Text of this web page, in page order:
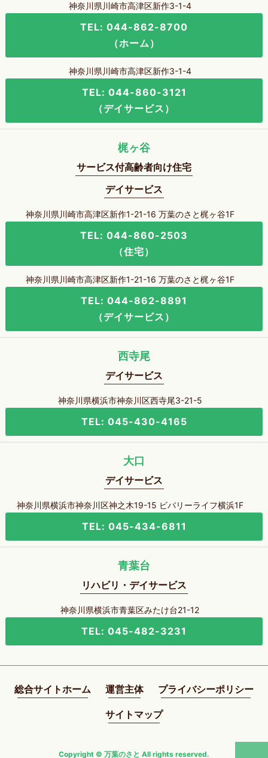
神奈川県川崎市高津区新作3-1-4
TEL: 044-862-8700
（ホーム）
神奈川県川崎市高津区新作3-1-4
TEL: 044-860-3121
（デイサービス）
梶ヶ谷
サービス付高齢者向け住宅
デイサービス
神奈川県川崎市高津区新作1-21-16 万葉のさと梶ヶ谷1F
TEL: 044-860-2503
（住宅）
神奈川県川崎市高津区新作1-21-16 万葉のさと梶ヶ谷1F
TEL: 044-862-8891
（デイサービス）
西寺尾
デイサービス
神奈川県横浜市神奈川区西寺尾3-21-5
TEL: 045-430-4165
大口
デイサービス
神奈川県横浜市神奈川区神之木19-15 ビバリーライフ横浜1F
TEL: 045-434-6811
青葉台
リハビリ・デイサービス
神奈川県横浜市青葉区みたけ台21-12
TEL: 045-482-3231
総合サイトホーム 運営主体 プライバシーポリシー
サイトマップ
Copyright © 万葉のさと All rights reserved.